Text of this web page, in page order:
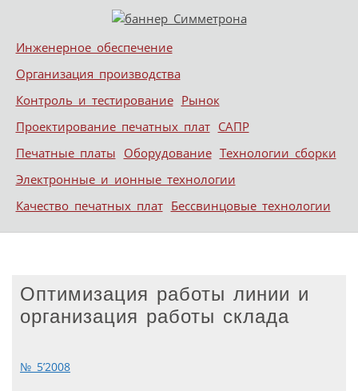
Меню
Skip to content
Инженерное обеспечение
Организация производства
Контроль и тестирование Рынок
Проектирование печатных плат САПР
Печатные платы Оборудование Технологии сборки
Электронные и ионные технологии
Качество печатных плат Бессвинцовые технологии
Оптимизация работы линии и
организация работы склада
№ 5’2008